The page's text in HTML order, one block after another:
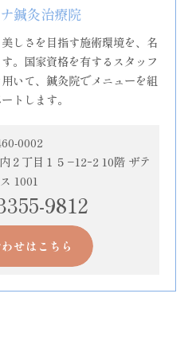
鍼灸治療院
しさを目指す施術環境を、名
。国家資格を有するスタッフ
いて、鍼灸院でメニューを組
トします。
0002
２丁目１５−12ｰ2 10階 ザテ
1001
9812
せはこちら